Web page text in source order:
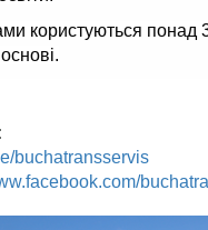
користуються понад
buchatransservis